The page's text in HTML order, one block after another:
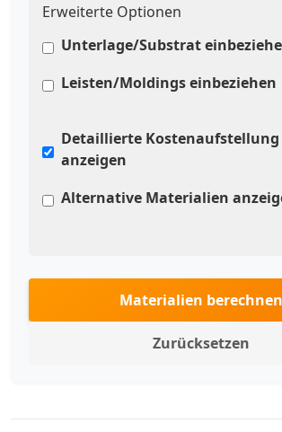
Erweiterte Optionen
Unterlage/Substrat
Leisten/Moldings einbeziehen
Detaillierte Kostenaufstellung
anzeigen
Alternative Materialien
Materialien berechnen
Zurücksetzen